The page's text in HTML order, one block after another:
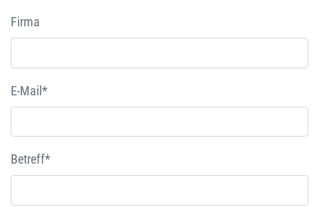
Firma
E-Mail*
Betreff*